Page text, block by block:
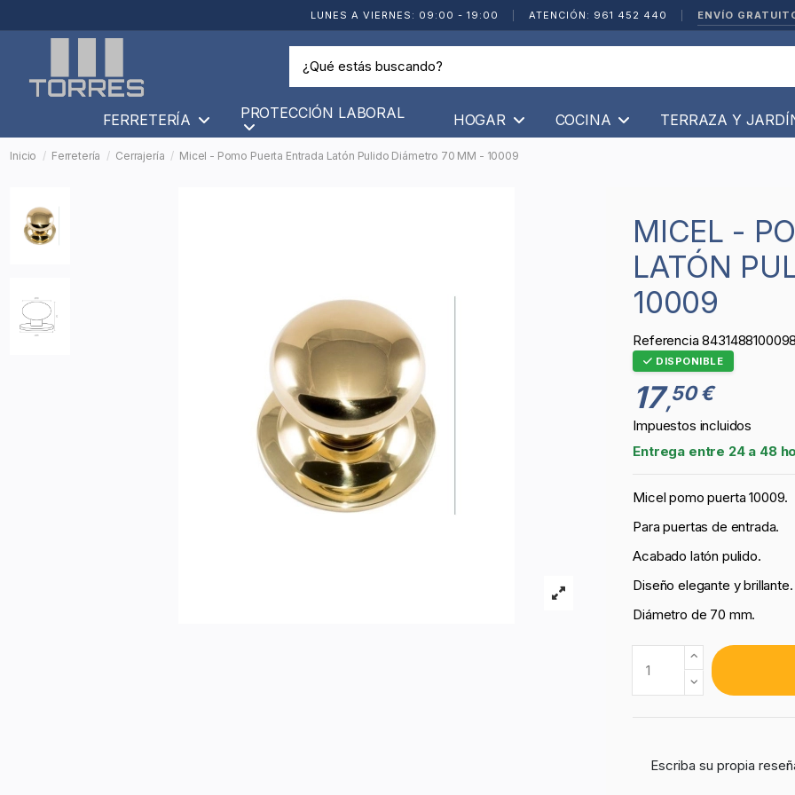
LUNES A VIERNES: 09:00 - 19:00 ATENCIÓN: 961 452 440 ENVÍO
FERRETERÍA PROTECCIÓN LABORAL HOGAR COCINA TERRAZA Y
Inicio Ferretería Cerrajería Micel - Pomo Puerta Entrada Latón Pulido Diámetro 70 MM - 10009
MICEL - POMO PUERTA ENTRADA
LATÓN
10009
Referencia 8431488100098
DISPONIBLE
17,50 €
Impuestos incluidos
Entrega entre 24 a 48
Micel pomo puerta 10009.
Para puertas de entrada.
Acabado latón pulido.
Diseño elegante y brillante.
Diámetro de 70 mm.
Escriba su propia